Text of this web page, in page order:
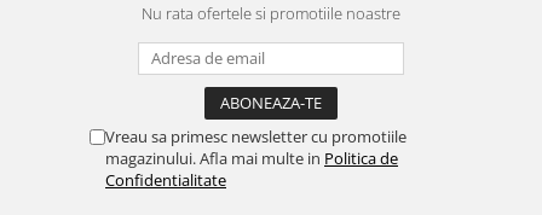
Nu rata ofertele si promotiile noastre
Vreau sa primesc newsletter cu promotiile
magazinului. Afla mai multe in Politica de
Confidentialitate